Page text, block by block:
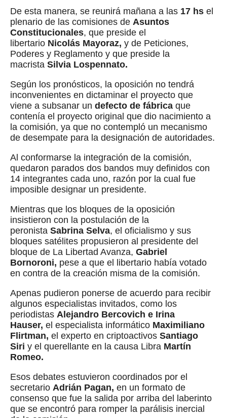
De esta manera, se reunirá mañana a las 17 hs el
plenario de las comisiones de Asuntos
Constitucionales, que preside el
libertario Nicolás Mayoraz, y de Peticiones,
Poderes y Reglamento y que preside la
macrista Silvia Lospennato.
Según los pronósticos, la oposición no tendrá
inconvenientes en dictaminar el proyecto que
viene a subsanar un defecto de fábrica que
contenía el proyecto original que dio nacimiento a
la comisión, ya que no contempló un mecanismo
de desempate para la designación de autoridades.
Al conformarse la integración de la comisión,
quedaron parados dos bandos muy definidos con
14 integrantes cada uno, razón por la cual fue
imposible designar un presidente.
Mientras que los bloques de la oposición
insistieron con la postulación de la
peronista Sabrina Selva, el oficialismo y sus
bloques satélites propusieron al presidente del
bloque de La Libertad Avanza, Gabriel
Bornoroni, pese a que el libertario había votado
en contra de la creación misma de la comisión.
Apenas pudieron ponerse de acuerdo para recibir
algunos especialistas invitados, como los
periodistas Alejandro Bercovich e Irina
Hauser, el especialista informático Maximiliano
Flirtman, el experto en criptoactivos Santiago
Siri y el querellante en la causa Libra Martín
Romeo.
Esos debates estuvieron coordinados por el
secretario Adrián Pagan, en un formato de
consenso que fue la salida por arriba del laberinto
que se encontró para romper la parálisis inercial